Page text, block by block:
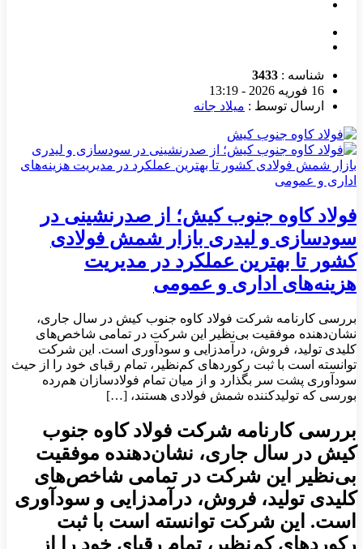
شناسه : 3433
16 فوریه 2026 - 13:19
ارسال توسط : میلاد جانه
فولاد کاوه جنوب کیش؛ از صدرنشینی در
سودسازی و لیدری بازار شمش فولادی
کشور تا بهترین عملکرد در مدیریت
هزینه‌های اداری و عمومی
بررسی کارنامه شرکت فولاد کاوه جنوب کیش در سال جاری،
نشان‌دهنده موفقیت بی‌نظیر این شرکت در تمامی شاخص‌های
کلیدی تولید، فروش، درآمدزایی و سودآوری است. این شرکت
توانسته است با ثبت رکوردهای کم‌نظیر، تمام رقبای خود را از حیث
سودآوری پشت سر بگذارد و از میان تمام فولادسازان هم‌رده
بورسی که تولیدکننده شمش فولادی هستند، […]
بررسی کارنامه شرکت فولاد کاوه جنوب
کیش در سال جاری، نشان‌دهنده موفقیت
بی‌نظیر این شرکت در تمامی شاخص‌های
کلیدی تولید، فروش، درآمدزایی و سودآوری
است. این شرکت توانسته است با ثبت
رکوردهای کم‌نظیر، تمام رقبای خود را از